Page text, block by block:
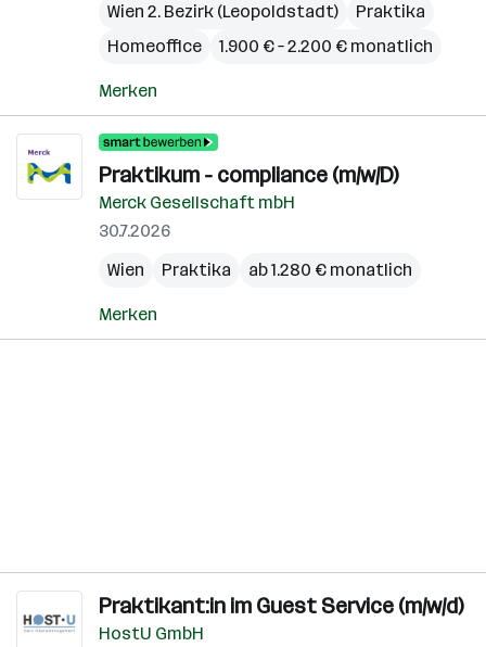
Wien 2. Bezirk (Leopoldstadt)
Praktika
Homeoffice
1.900 € – 2.200 € monatlich
Merken
Praktikum - compliance (m/w/D)
Merck Gesellschaft mbH
30.7.2026
Wien
Praktika ab 1.280 € monatlich
Merken
Praktikant:in im Guest Service (m/w/d)
HostU GmbH